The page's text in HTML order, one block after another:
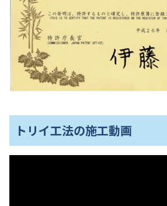
トリイ工法の施工動画